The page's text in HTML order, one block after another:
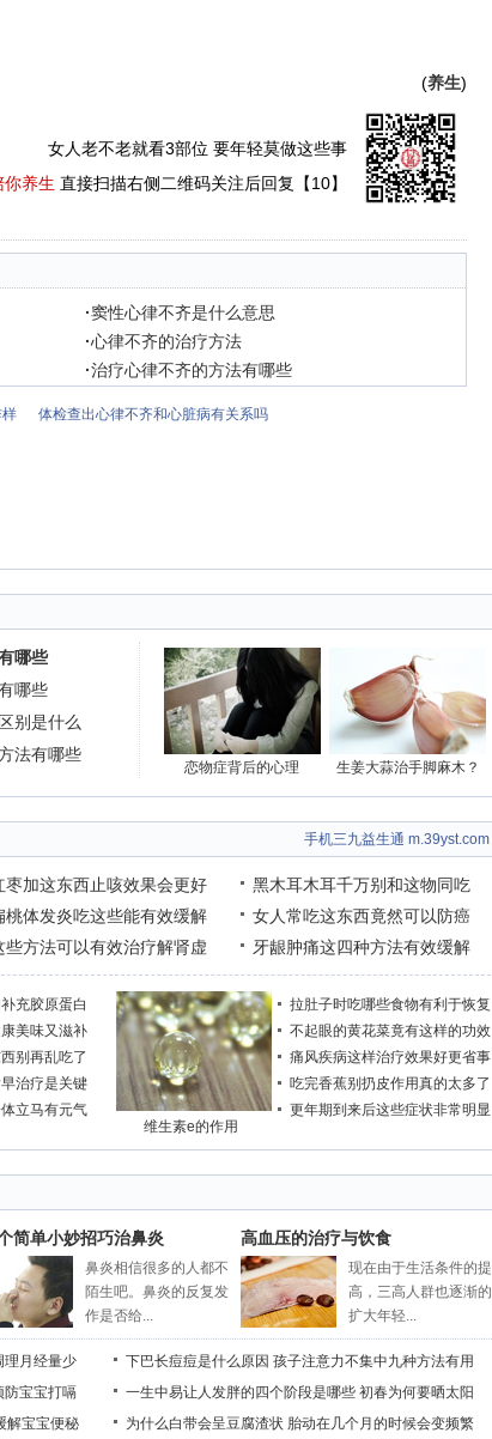
(养生)
女人老不老就看3部位 要年轻莫做这些事
你养生 直接扫描右侧二维码关注后回复【10】
·窦性心律不齐是什么意思
·心律不齐的治疗方法
·治疗心律不齐的方法有哪些
体检查出心律不齐和心脏病有关系吗
哪些
哪些
别是什么
法有哪些
恋物症背后的心理 生姜大蒜治手脚麻木？
手机三九益生通 m.39yst.com
枣加这东西止咳效果会更好
桃体发炎吃这些能有效缓解
些方法可以有效治疗解肾虚
黑木耳木耳千万别和这物同吃
女人常吃这东西竟然可以防癌
牙龈肿痛这四种方法有效缓解
充胶原蛋白
美味又滋补
别再乱吃了
治疗是关键
立马有元气
维生素e的作用
拉肚子时吃哪些食物有利于恢复
不起眼的黄花菜竟有这样的功效
痛风疾病这样治疗效果好更省事
吃完香蕉别扔皮作用真的太多了
更年期到来后这些症状非常明显
简单小妙招巧治鼻炎
鼻炎相信很多的人都不
陌生吧。鼻炎的反复发
作是否给...
高血压的治疗与饮食
现在由于生活条件的提
高，三高人群也逐渐的
扩大年轻...
理月经量少
防宝宝打嗝
解宝宝便秘
下巴长痘痘是什么原因 孩子注意力不集中九种方法有用
一生中易让人发胖的四个阶段是哪些 初春为何要晒太阳
为什么白带会呈豆腐渣状 胎动在几个月的时候会变频繁